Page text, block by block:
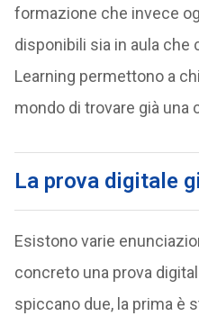
formazione che invece
disponibili sia in aula che
Learning permettono a
mondo di trovare già una
La prova digitale
Esistono varie
concreto una prova
spiccano due, la prima è